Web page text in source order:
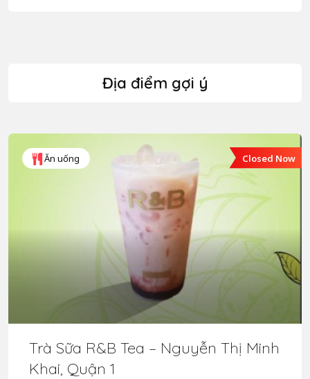
Địa điểm gợi ý
Ăn uống Closed Now
Trà Sữa R&B Tea – Nguyễn Thị Minh
Khai, Quận 1